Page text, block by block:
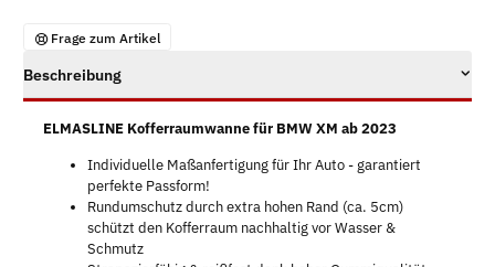
Frage zum Artikel
Beschreibung
ELMASLINE Kofferraumwanne für BMW XM ab 2023
Individuelle Maßanfertigung für Ihr Auto - garantiert
perfekte Passform!
Rundumschutz durch extra hohen Rand (ca. 5cm)
schützt den Kofferraum nachhaltig vor Wasser &
Schmutz